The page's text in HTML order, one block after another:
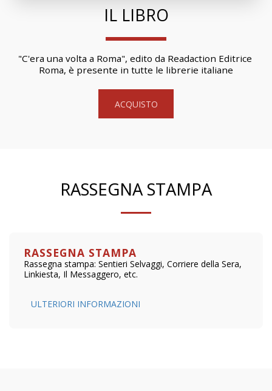
IL LIBRO
"C'era una volta a Roma", edito da Readaction Editrice
Roma, è presente in tutte le librerie italiane
ACQUISTO
RASSEGNA STAMPA
RASSEGNA STAMPA
Rassegna stampa: Sentieri Selvaggi, Corriere della Sera,
Linkiesta, Il Messaggero, etc.
ULTERIORI INFORMAZIONI